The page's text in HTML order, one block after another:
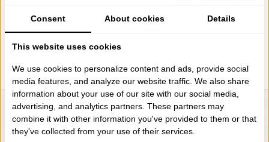
MET UW EIGEN INITALEN
(KATOEN, 200TC)
LIENSLINNENWINKEL.NL
VRAGEN? BEL DAN
Consent About cookies Details
This website uses cookies
We use cookies to personalize content and ads, provide social
media features, and analyze our website traffic. We also share
information about your use of our site with our social media,
advertising, and analytics partners. These partners may
combine it with other information you've provided to them or that
they've collected from your use of their services.